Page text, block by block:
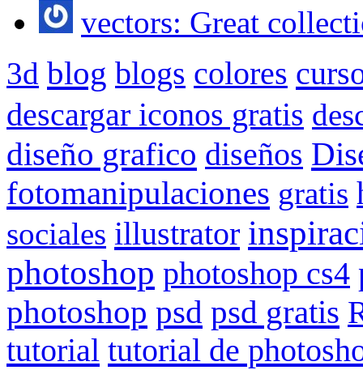
vectors: Great
3d blog blogs colores
descargar iconos gratis
diseño grafico diseños
fotomanipulaciones gratis
sociales illustrator
photoshop photoshop cs4
photoshop psd psd gratis
tutorial tutorial de